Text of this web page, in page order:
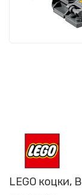
LEGO коцки,